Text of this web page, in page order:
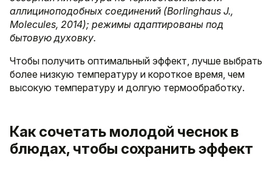
аллициноподобных соединений (Borlinghaus J.,
Molecules, 2014); режимы адаптированы под
бытовую духовку.
Чтобы получить оптимальный эффект, лучше выбрать
более низкую температуру и короткое время, чем
высокую температуру и долгую термообработку.
Как сочетать молодой чеснок в
блюдах, чтобы сохранить эффект